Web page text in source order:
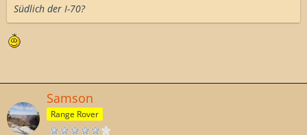
Südlich der I-70?
Samson
Range Rover